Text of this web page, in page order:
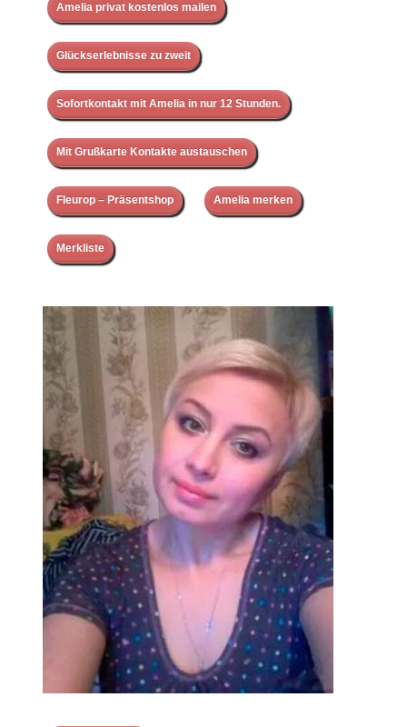
Amelia privat kostenlos mailen
Glückserlebnisse zu zweit
Sofortkontakt mit Amelia in nur 12 Stunden.
Mit Grußkarte Kontakte austauschen
Fleurop – Präsentshop Amelia merken
Merkliste